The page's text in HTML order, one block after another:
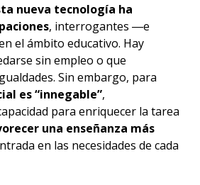
nueva tecnología ha
, interrogantes ―e
el ámbito educativo. Hay
sin empleo o que
Sin embargo, para
es “innegable”,
para enriquecer la tarea
una enseñanza más
en las necesidades de cada